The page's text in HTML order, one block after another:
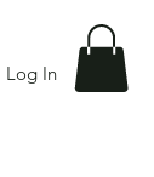
Log In